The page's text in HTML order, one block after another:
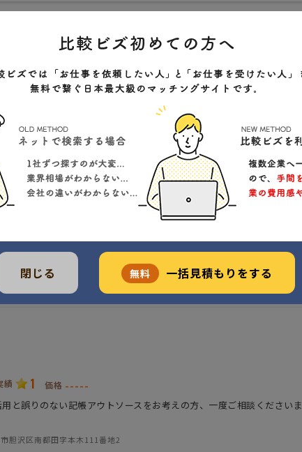
．０【一人事業主】記帳代行あり
2 価格-----
人（家族のみ）で営まれている方。《青色申告》
東島1丁目3番地12号
クチコミ
対応会計ソフト
事務所特色
価格重視
績 1 価格 -----
と誤りのない記帳アウトソースをお考えの方、一度ご相談くださいま
胆沢区南都田字本木111番地2
閉じる 無料 一括見積もりをする